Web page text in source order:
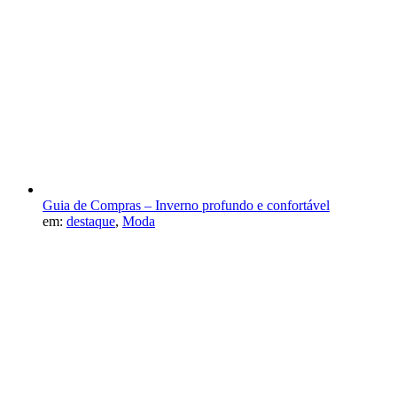
Guia de Compras – Inverno profundo e confortável
em: destaque, Moda